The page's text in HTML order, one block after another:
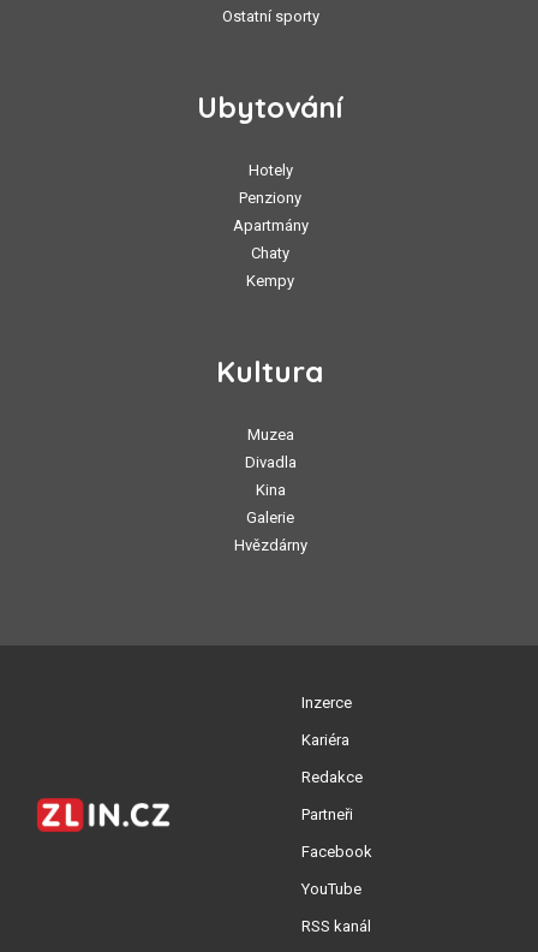
Ostatní sporty
Ubytování
Hotely
Penziony
Apartmány
Chaty
Kempy
Kultura
Muzea
Divadla
Kina
Galerie
Hvězdárny
Inzerce
Kariéra
Redakce
Partneři
Facebook
YouTube
RSS kanál